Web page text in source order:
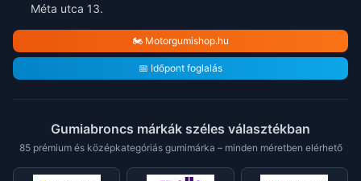
Méta utca 13.
🏍️ Motorgumishop.hu
📅 Időpont foglalás
Gumiabroncs márkák széles választékban
85 prémium és középkategóriás gumimárka – minden méretben elérhető